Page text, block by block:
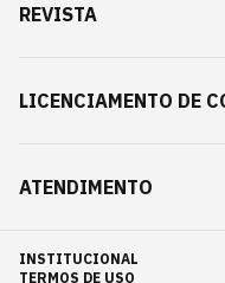
REVISTA
LICENCIAMENTO DE
ATENDIMENTO
INSTITUCIONAL
TERMOS DE USO